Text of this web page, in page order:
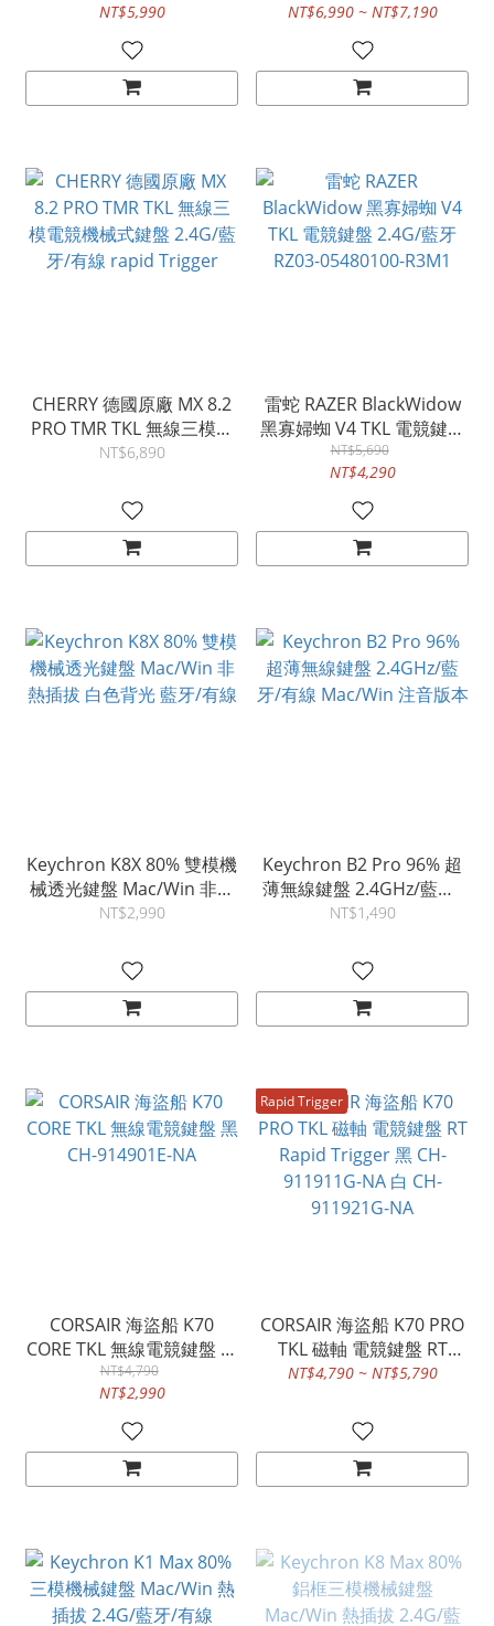
Trigger 有線電競鍵盤
RZ03-04982100-R3M1
NT$5,990
盤 黑RZ03-05520100-
R3M1 白RZ03-05521000-
R3M1
NT$6,990 ~ NT$7,190
CHERRY 德國原廠 MX 8.2
PRO TMR TKL 無線三模電
競機械式鍵盤 2.4G/藍牙/
NT$6,890
雷蛇 RAZER BlackWidow
黑寡婦蜘 V4 TKL 電競鍵盤
2.4G/藍牙 RZ03-
05480100-R3M1
NT$5,690
NT$4,290
Keychron K8X 80% 雙模機
械透光鍵盤 Mac/Win 非熱
插拔 白色背光 藍牙/有線
NT$2,990
Keychron B2 Pro 96% 超
薄無線鍵盤 2.4GHz/藍牙/
有線 Mac/Win 注音版本
NT$1,490
CORSAIR 海盜船 K70
CORE TKL 無線電競鍵盤 黑
CH-914901E-NA
NT$4,790
NT$2,990
Rapid Trigger
CORSAIR 海盜船 K70 PRO
TKL 磁軸 電競鍵盤 RT
Rapid Trigger 黑 CH-
911921G-NA
NT$4,790 ~ NT$5,790